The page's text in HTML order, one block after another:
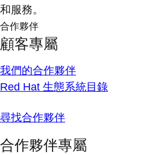
和服務。
合作夥伴
顧客專屬
我們的合作夥伴
Red Hat 生態系統目錄
尋找合作夥伴
合作夥伴專屬